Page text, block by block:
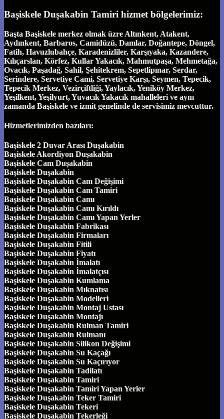
Başiskele Duşakabin Tamiri hizmet bölgelerimiz:
Başta Başiskele merkez olmak üzre Altınkent, Atakent,
Aydınkent, Barbaros, Camidüzü, Damlar, Doğantepe, Döngel,
Fatih, Havuzlubahçe, Karadenizliler, Karşıyaka, Kazandere,
Kılıçarslan, Körfez, Kullar Yakacık, Mahmutpaşa, Mehmetağa,
Ovacık, Paşadağ, Sahil, Şehitekrem, Sepetlipınar, Serdar,
Serindere, Servetiye Cami, Servetiye Karşı, Seymen, Tepecik,
Tepecik Merkez, Vezirçiftliği, Yaylacık, Yeniköy Merkez,
Yeşilkent, Yeşilyurt, Yuvacık Yakacık mahalleleri ve aynı
zamanda Başiskele ve izmit genelinde de servisimiz mevcuttur.
Hizmetlerimizden bazıları:
Başiskele 2 Duvar Arası Duşakabin
Başiskele Akordiyon Duşakabin
Başiskele Cam Duşakabin
Başiskele Duşakabin
Başiskele Duşakabin Cam Değişimi
Başiskele Duşakabin Cam Tamiri
Başiskele Duşakabin Camı
Başiskele Duşakabin Camı Kırıldı
Başiskele Duşakabin Camı Yapan Yerler
Başiskele Duşakabin Fabrikası
Başiskele Duşakabin Firmaları
Başiskele Duşakabin Fitili
Başiskele Duşakabin Fiyatı
Başiskele Duşakabin İmalatı
Başiskele Duşakabin İmalatçısı
Başiskele Duşakabin Kumlama
Başiskele Duşakabin Mıknatısı
Başiskele Duşakabin Modelleri
Başiskele Duşakabin Montaj Ustası
Başiskele Duşakabin Montajı
Başiskele Duşakabin Rulman Tamiri
Başiskele Duşakabin Rulmanı
Başiskele Duşakabin Silikon Değişimi
Başiskele Duşakabin Su Kaçağı
Başiskele Duşakabin Su Kaçırıyor
Başiskele Duşakabin Tadilatı
Başiskele Duşakabin Tamiri
Başiskele Duşakabin Tamiri Yapan Yerler
Başiskele Duşakabin Teker Tamiri
Başiskele Duşakabin Tekeri
Başiskele Duşakabin Tekerleği